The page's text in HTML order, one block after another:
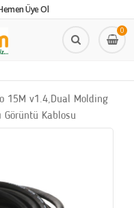
Üye Ol
0
15M v1.4,Dual Molding
Görüntü Kablosu